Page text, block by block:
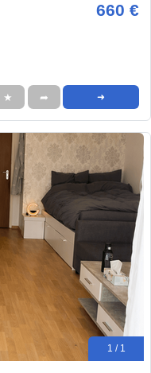
660 €
★ ➦ ➜
1 / 1